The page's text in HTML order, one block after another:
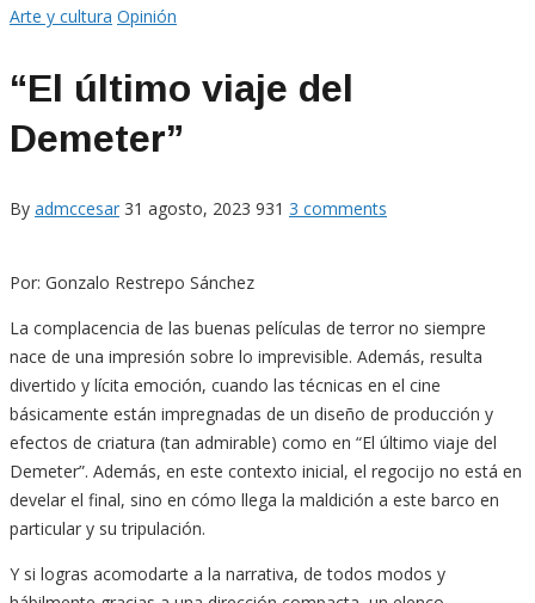
Arte y cultura Opinión
“El último viaje del
Demeter”
By admccesar 31 agosto, 2023 931 3 comments
Por: Gonzalo Restrepo Sánchez
La complacencia de las buenas películas de terror no siempre
nace de una impresión sobre lo imprevisible. Además, resulta
divertido y lícita emoción, cuando las técnicas en el cine
básicamente están impregnadas de un diseño de producción y
efectos de criatura (tan admirable) como en “El último viaje del
Demeter”. Además, en este contexto inicial, el regocijo no está en
develar el final, sino en cómo llega la maldición a este barco en
particular y su tripulación.
Y si logras acomodarte a la narrativa, de todos modos y